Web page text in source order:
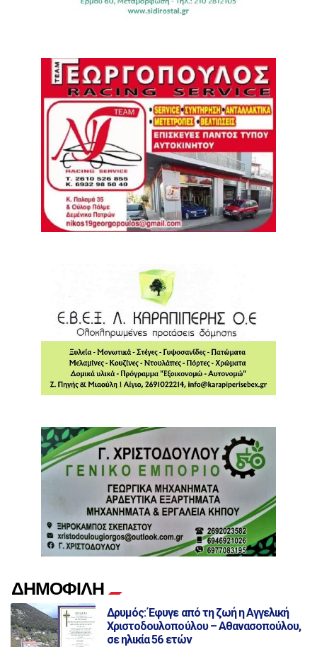
ΔΗΜΟΦΙΛΗ
Δρυμός: Έφυγε από τη ζωή η Αγγελική
Χριστοδουλοπούλου – Αθανασοπούλου,
σε ηλικία 56 ετών